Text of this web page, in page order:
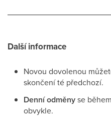
Další informace
Novou dovolenou
skončení té předchozí.
Denní odměnyse
obvykle.